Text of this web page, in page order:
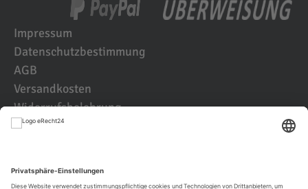
Impressum
Datenschutzbestimmung
AGB
Versandkosten
Widerrufsbelehrung
Kundenbewertungen